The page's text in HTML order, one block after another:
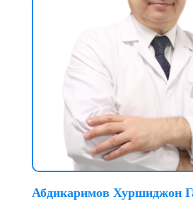
Абдикаримов Хуршиджон